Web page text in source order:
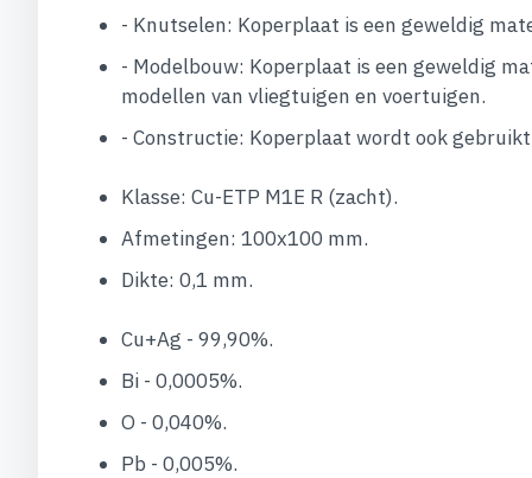
- Knutselen: Koperplaat is een geweldig
- Modelbouw: Koperplaat is een geweldig
modellen van vliegtuigen en voertuigen.
- Constructie: Koperplaat wordt ook
Klasse: Cu-ETP M1E R (zacht).
Afmetingen: 100x100 mm.
Dikte: 0,1 mm.
Cu+Ag - 99,90%.
Bi - 0,0005%.
O - 0,040%.
Pb - 0,005%.